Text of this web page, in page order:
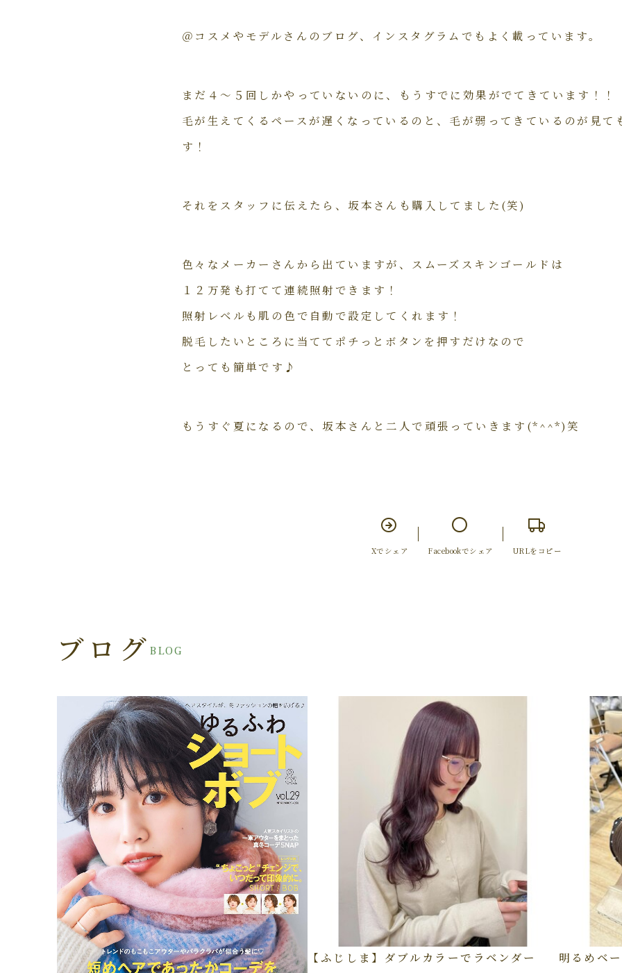
＠コスメやモデルさんのブログ、インスタグラムでもよく載っています。
まだ４～５回しかやっていないのに、もうすでに効果がでてきています！！
毛が生えてくるペースが遅くなっているのと、毛が弱ってきているのが見て
す！
それをスタッフに伝えたら、坂本さんも購入してました(笑)
色々なメーカーさんから出ていますが、スムーズスキンゴールドは
１２万発も打てて連続照射できます！
照射レベルも肌の色で自動で設定してくれます！
脱毛したいところに当ててポチっとボタンを押すだけなので
とっても簡単です♪
もうすぐ夏になるので、坂本さんと二人で頑張っていきます(*^^*)笑
Xでシェア Facebookでシェア URLをコピー
BLOG
ブログ
【ふじしま】ダブルカラーでラベンダー 明るめベ